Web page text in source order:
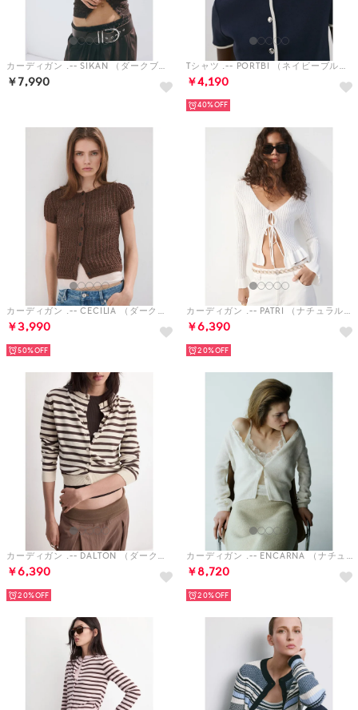
カーディガン .-- SIKAN （ダークブラウン）
￥7,990
Tシャツ .-- PORTBI （ネイビーブルー）
￥4,190
40%
カーディガン .-- CECILIA （ダークブラウン）
￥3,990
50%
カーディガン .-- PATRI （ナチュラルホワイト）
￥6,390
20%
カーディガン .-- DALTON （ダークブラウン）
￥6,390
20%
カーディガン .-- ENCARNA （ナチュラルホワイト）
￥8,720
20%